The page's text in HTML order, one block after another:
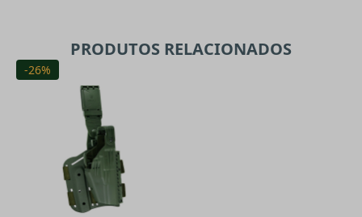
PRODUTOS RELACIONADOS
-26%